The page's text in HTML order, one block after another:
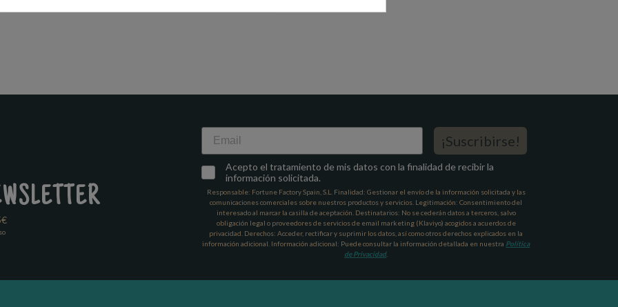
Email
¡Suscribirse!
Acepto el tratamiento de mis datos con la finalidad de recibir la
información solicitada.
Responsable: Fortune Factory Spain, S.L. Finalidad: Gestionar el envío de la información solicitada y las
comunicaciones comerciales sobre nuestros productos y servicios. Legitimación: Consentimiento del
interesado al marcar la casilla de aceptación. Destinatarios: No se cederán datos a terceros, salvo
obligación legal o proveedores de servicios de email marketing (Klaviyo) acogidos a acuerdos de
privacidad. Derechos: Acceder, rectificar y suprimir los datos, así como otros derechos explicados en la
información adicional. Información adicional: Puede consultar la información detallada en nuestra Política
de Privacidad.